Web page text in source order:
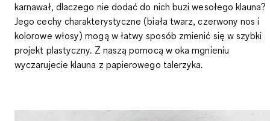
karnawał, dlaczego nie dodać do nich buzi wesołego klauna?
Jego cechy charakterystyczne (biała twarz, czerwony nos i
kolorowe włosy) mogą w łatwy sposób zmienić się w szybki
projekt plastyczny. Z naszą pomocą w oka mgnieniu
wyczarujecieklauna z papierowego talerzyka.